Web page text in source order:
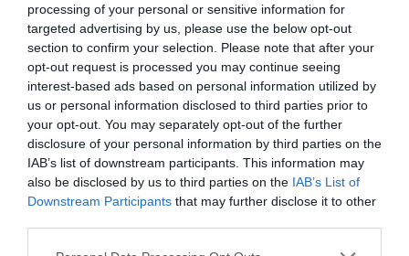
processing of your personal or sensitive information for
targeted advertising by us, please use the below opt-out
section to confirm your selection. Please note that after your
opt-out request is processed you may continue seeing
interest-based ads based on personal information utilized by
us or personal information disclosed to third parties prior to
your opt-out. You may separately opt-out of the further
disclosure of your personal information by third parties on the
IAB’s list of downstream participants. This information may
also be disclosed by us to third parties on the IAB’s List of
Downstream Participants that may further disclose it to other
Please note that this website/app uses one or more Google
αξιοπρέπεια, ηρεμία και χωρίς μίσος.
Η απουσία του είναι αβάσταχτη. Κι όμως,
μέσα στον πόνο μου, νιώθω μια μικρή
ανακούφιση γιατί η ψυχή του επιτέλους
ξεκουράστηκε. Και ένα τελευταίο πράγμα
που του έλεγα συχνά στο νοσοκομείο: «Είσαι
η ζωή μου μπαμπά. Κι αν χρειαστεί να τη
ζήσω με μισή καρδιά, θα τη συνεχίσω για
σένα». Ο κόσμος γνώριζε το όνομα του. Εμείς